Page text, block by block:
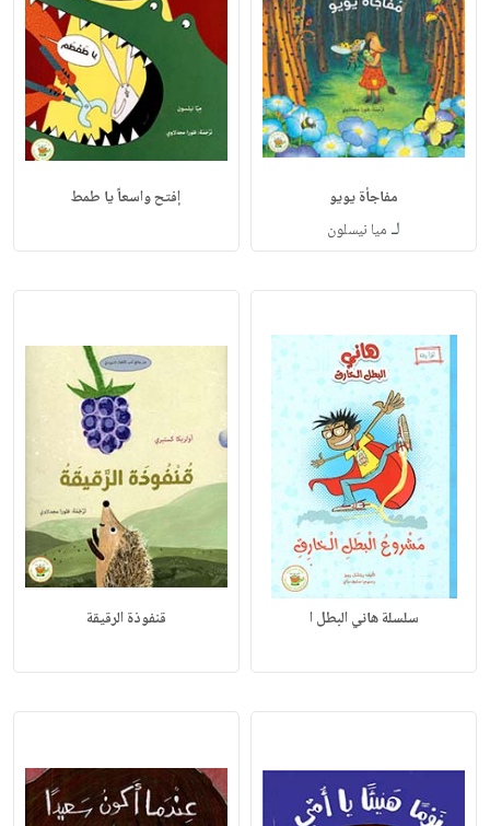
مفاجأة يويو
لـ ميا نيسلون
إفتح واسعاً يا طمط
سلسلة هاني البطل ا قنفوذة الرقيقة